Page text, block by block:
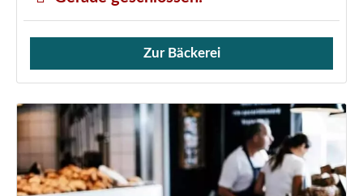
Verkauf von Brötchen,
Zur Bäckerei